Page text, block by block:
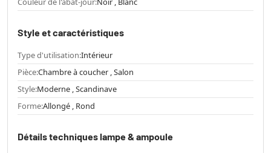
Style et caractéristiques
Type d'utilisation:Intérieur
Pièce:Chambre à coucher , Salon
Style:Moderne , Scandinave
Forme:Allongé , Rond
Détails techniques lampe & ampoule